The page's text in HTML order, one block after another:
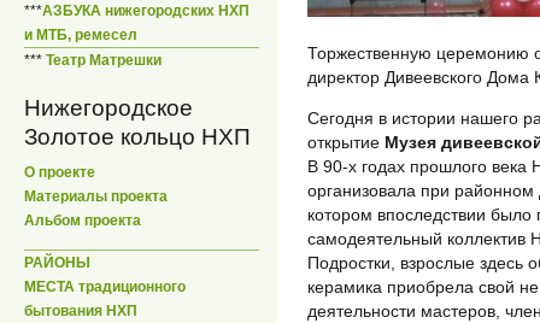
***АЗБУКА нижегородских НХП
и МТБ, ремесел
*** Театр Матрешки
Нижегородское
Золотое кольцо НХП
О проекте
Материалы проекта
Альбом проекта
РАЙОНЫ
МЕСТА традиционного
бытования НХП
Торжественную церемонию
директор Дивеевского Дома
Сегодня в истории нашего
открытие Музея
В 90-х годах прошлого века
организовала при районном
котором впоследствии
самодеятельный коллектив
Подростки, взрослые здесь
керамика приобрела свой
деятельности мастеров,